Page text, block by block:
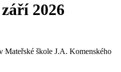
2026
Mateřské škole J.A. Komenského